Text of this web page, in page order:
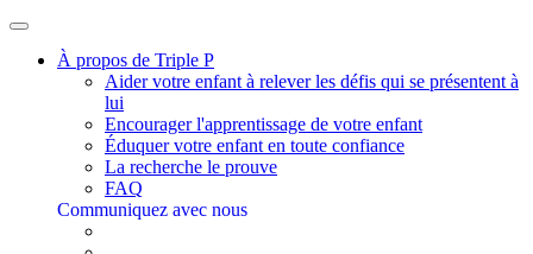
À propos de Triple P
Aider votre enfant à relever les défis qui se présentent à
lui
Encourager l'apprentissage de votre enfant
Éduquer votre enfant en toute confiance
La recherche le prouve
FAQ
Communiquez avec nous